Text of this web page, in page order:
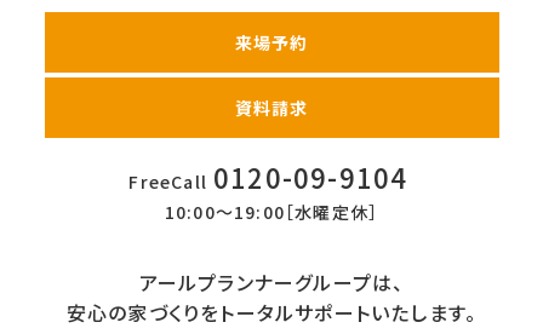
来場予約
資料請求
FreeCall 0120-09-9104
10:00〜19:00［水曜定休］
アールプランナーグループは、
安心の家づくりをトータルサポートいたします。